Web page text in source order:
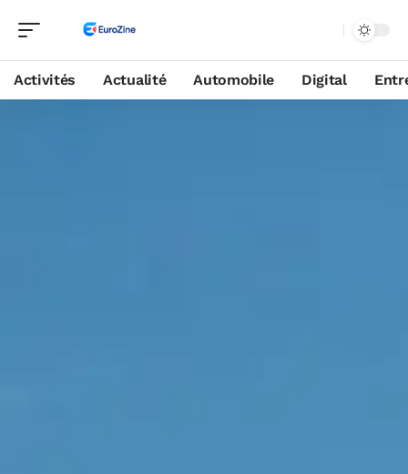
Activités Actualité Automobile Digital